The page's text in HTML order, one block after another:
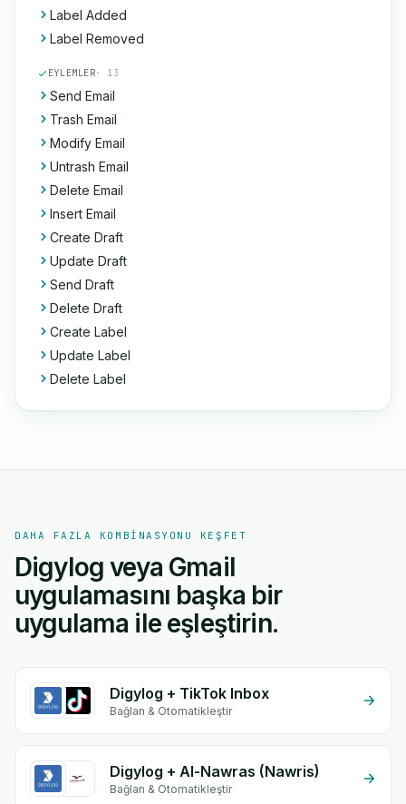
Label Added
Label Removed
EYLEMLER· 13
Send Email
Trash Email
Modify Email
Untrash Email
Delete Email
Insert Email
Create Draft
Update Draft
Send Draft
Delete Draft
Create Label
Update Label
Delete Label
DAHA FAZLA KOMBINASYONU KEŞFET
Digylog veya Gmail
uygulamasını başka bir
uygulama ile eşleştirin.
Digylog + TikTok Inbox
Bağlan & Otomatikleştir
Digylog + Al-Nawras (Nawris)
Bağlan & Otomatikleştir